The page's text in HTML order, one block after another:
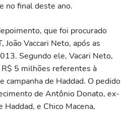
no final deste ano.
que foi procurado
Vaccari Neto, após as
Segundo ele, Vacari Neto,
5 milhões referentes à
campanha de Haddad. O pedido
de Antônio Donato, ex-
e Chico Macena,